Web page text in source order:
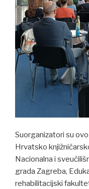
Suorganizatori su
Hrvatsko
Nacionalna i
grada Zagreba,
rehabilitacijski